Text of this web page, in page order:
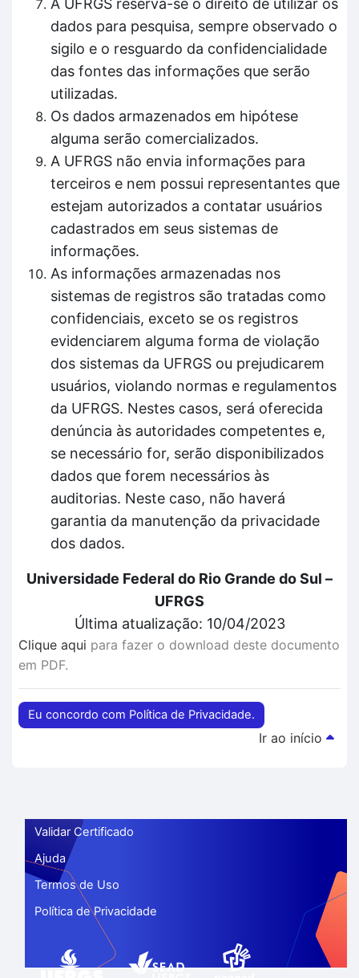
A UFRGS reserva-se o direito de utilizar os
dados para pesquisa, sempre observado o
sigilo e o resguardo da confidencialidade
das fontes das informações que serão
utilizadas.
Os dados armazenados em hipótese
alguma serão comercializados.
A UFRGS não envia informações para
terceiros e nem possui representantes que
estejam autorizados a contatar usuários
cadastrados em seus sistemas de
informações.
As informações armazenadas nos
sistemas de registros são tratadas como
confidenciais, exceto se os registros
evidenciarem alguma forma de violação
dos sistemas da UFRGS ou prejudicarem
usuários, violando normas e regulamentos
da UFRGS. Nestes casos, será oferecida
denúncia às autoridades competentes e,
se necessário for, serão disponibilizados
dados que forem necessários às
auditorias. Neste caso, não haverá
garantia da manutenção da privacidade
dos dados.
Universidade Federal do Rio Grande do Sul –
UFRGS
Última atualização: 10/04/2023
Clique aqui para fazer o download deste documento
em PDF.
Eu concordo com Política de Privacidade.
Ir ao início
Validar Certificado
Ajuda
Termos de Uso
Política de Privacidade